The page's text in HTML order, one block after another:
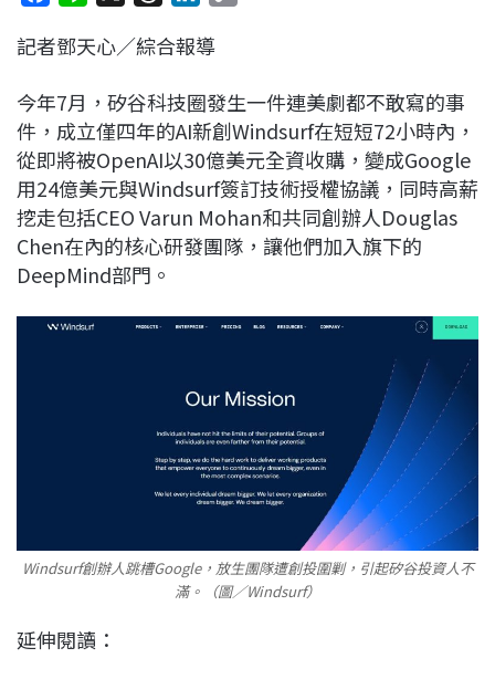
c
b
o
o
k
n
r
a
d
s
n
e
d
I
n
L
i
n
k
記者鄧天心／綜合報導
今年7月，矽谷科技圈發生一件連美劇都不敢寫的事
件，成立僅四年的AI新創Windsurf在短短72小時內，
從即將被OpenAI以30億美元全資收購，變成Google
用24億美元與Windsurf簽訂技術授權協議，同時高薪
挖走包括CEO Varun Mohan和共同創辦人Douglas
Chen在內的核心研發團隊，讓他們加入旗下的
DeepMind部門。
Windsurf創辦人跳槽Google，放生團隊遭創投圍剿，引起矽谷投資人不
滿。（圖／Windsurf）
延伸閱讀：